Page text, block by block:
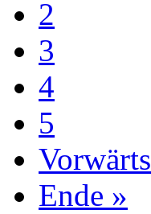
2
3
4
5
Vorwärts
Ende »